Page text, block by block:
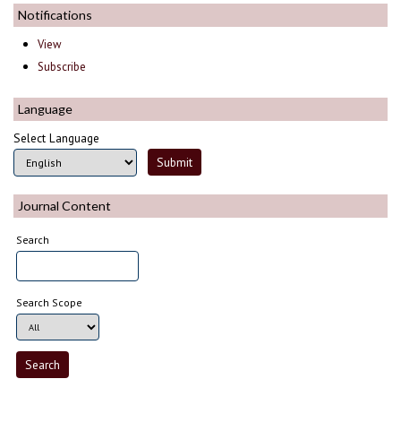
Notifications
View
Subscribe
Language
Select Language
Journal Content
Search
Search Scope